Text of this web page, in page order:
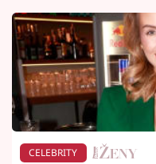
CELEBRITY